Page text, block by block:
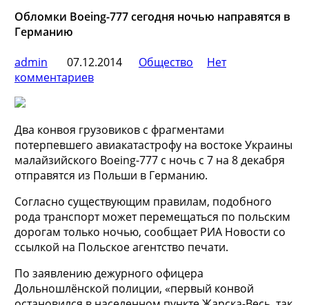
Обломки Boeing-777 сегодня ночью направятся в
Германию
admin
07.12.2014 Общество
Нет
комментариев
Два конвоя грузовиков с фрагментами
потерпевшего авиакатастрофу на востоке Украины
малайзийского Boeing-777 с ночь с 7 на 8 декабря
отправятся из Польши в Германию.
Согласно существующим правилам, подобного
рода транспорт может перемещаться по польским
дорогам только ночью, сообщает РИА Новости со
ссылкой на Польское агентство печати.
По заявлению дежурного офицера
Дольношлёнской полиции, «первый конвой